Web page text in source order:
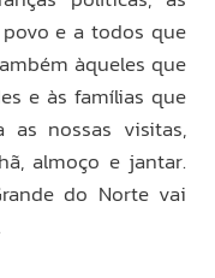
e a todos que
àqueles que
e às famílias que
as nossas visitas,
almoço e jantar.
do Norte vai